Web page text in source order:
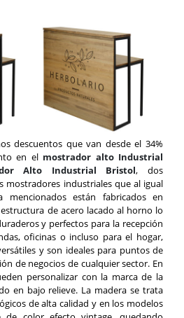
descuentos que van desde el 34%
en el mostrador alto Industrial
Alto Industrial Bristol, dos
mostradores industriales que al igual
están fabricados en
de acero lacado al horno lo
y perfectos para la recepción
oficinas o incluso para el hogar,
y son ideales para puntos de
de negocios de cualquier sector. En
personalizar con la marca de la
en bajo relieve. La madera se trata
de alta calidad y en los modelos